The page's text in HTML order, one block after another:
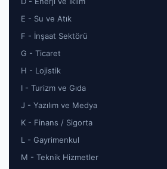
E - Su ve Atık
F - İnşaat Sektörü
G - Ticaret
H - Lojistik
I - Turizm ve Gıda
J - Yazılım ve Medya
K - Finans / Sigorta
L - Gayrimenkul
M - Teknik Hizmetler